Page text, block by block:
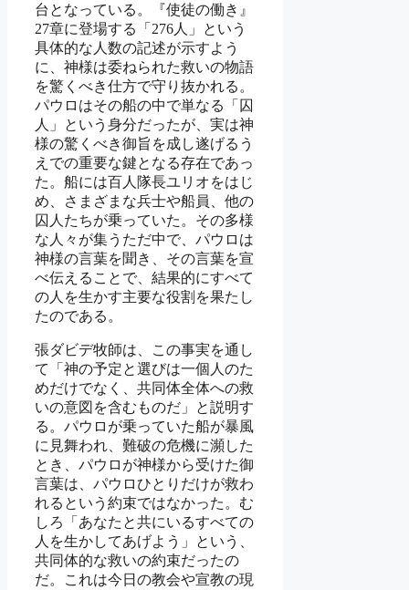
台となっている。『使徒の働き』
27章に登場する「276人」という
具体的な人数の記述が示すよう
に、神様は委ねられた救いの物語
を驚くべき仕方で守り抜かれる。
パウロはその船の中で単なる「囚
人」という身分だったが、実は神
様の驚くべき御旨を成し遂げるう
えでの重要な鍵となる存在であっ
た。船には百人隊長ユリオをはじ
め、さまざまな兵士や船員、他の
囚人たちが乗っていた。その多様
な人々が集うただ中で、パウロは
神様の言葉を聞き、その言葉を宣
べ伝えることで、結果的にすべて
の人を生かす主要な役割を果たし
たのである。
張ダビデ牧師は、この事実を通し
て「神の予定と選びは一個人のた
めだけでなく、共同体全体への救
いの意図を含むものだ」と説明す
る。パウロが乗っていた船が暴風
に見舞われ、難破の危機に瀕した
とき、パウロが神様から受けた御
言葉は、パウロひとりだけが救わ
れるという約束ではなかった。む
しろ「あなたと共にいるすべての
人を生かしてあげよう」という、
共同体的な救いの約束だったの
だ。これは今日の教会や宣教の現